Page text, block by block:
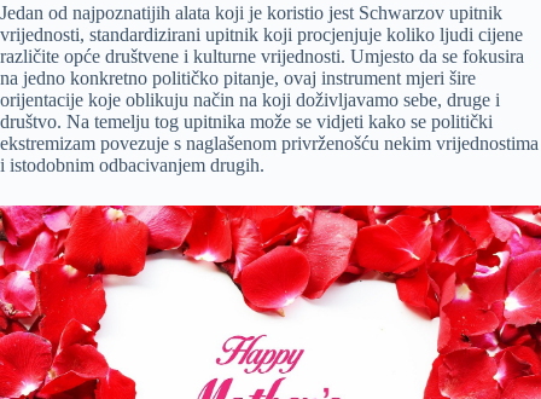
Jedan od najpoznatijih alata koji je koristio jest Schwarzov upitnik
vrijednosti, standardizirani upitnik koji procjenjuje koliko ljudi cijene
različite opće društvene i kulturne vrijednosti. Umjesto da se fokusira
na jedno konkretno političko pitanje, ovaj instrument mjeri šire
orijentacije koje oblikuju način na koji doživljavamo sebe, druge i
društvo. Na temelju tog upitnika može se vidjeti kako se politički
ekstremizam povezuje s naglašenom privrženošću nekim vrijednostima
i istodobnim odbacivanjem drugih.